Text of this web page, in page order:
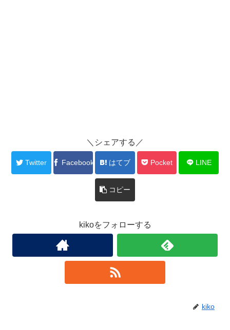
＼シェアする／
Twitter Facebook はてブ Pocket LINE
コピー
kikoをフォローする
kiko